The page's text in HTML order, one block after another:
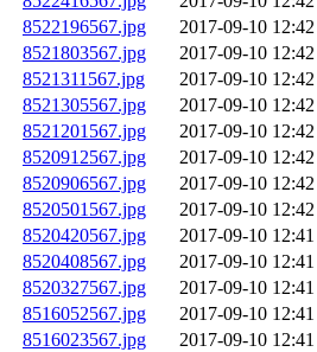
8522196567.jpg
2017-09-10 12:42
8521803567.jpg
2017-09-10 12:42
8521311567.jpg
2017-09-10 12:42
8521305567.jpg
2017-09-10 12:42
8521201567.jpg
2017-09-10 12:42
8520912567.jpg
2017-09-10 12:42
8520906567.jpg
2017-09-10 12:42
8520501567.jpg
2017-09-10 12:42
8520420567.jpg
2017-09-10 12:41
8520408567.jpg
2017-09-10 12:41
8520327567.jpg
2017-09-10 12:41
8516052567.jpg
2017-09-10 12:41
8516023567.jpg
2017-09-10 12:41